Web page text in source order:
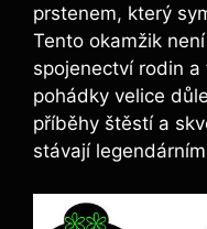
prstenem, který
Tento okamžik
spojenectví rodin
pohádky velice
příběhy štěstí a
stávají